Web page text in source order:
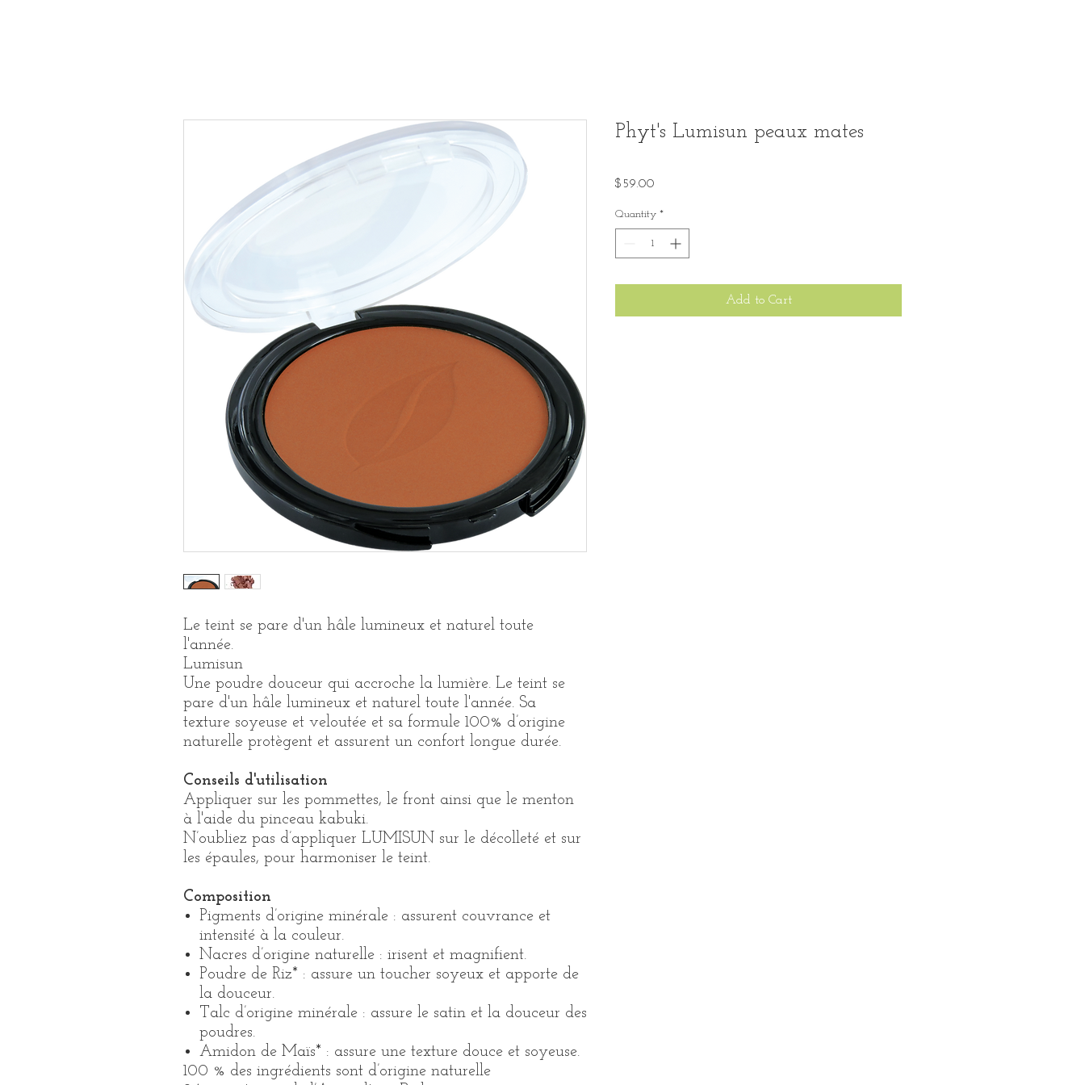
Le teint se pare d'un hâle lumineux et naturel toute
l'année.
Lumisun
Une poudre douceur qui accroche la lumière. Le teint se
pare d'un hâle lumineux et naturel toute l'année. Sa
texture soyeuse et veloutée et sa formule 100% d’origine
naturelle protègent et assurent un confort longue durée.
Conseils d'utilisation
Appliquer sur les pommettes, le front ainsi que le menton
à l'aide du pinceau kabuki.
N’oubliez pas d’appliquer LUMISUN sur le décolleté et sur
les épaules, pour harmoniser le teint.
Composition
Pigments d’origine minérale : assurent couvrance et
intensité à la couleur.
Nacres d’origine naturelle : irisent et magnifient.
Poudre de Riz* : assure un toucher soyeux et apporte de
la douceur.
Talc d’origine minérale : assure le satin et la douceur des
poudres.
Amidon de Maïs* : assure une texture douce et soyeuse.
100 % des ingrédients sont d’origine naturelle
Phyt's Lumisun peaux mates
$59.00
Quantity *
Add to Cart